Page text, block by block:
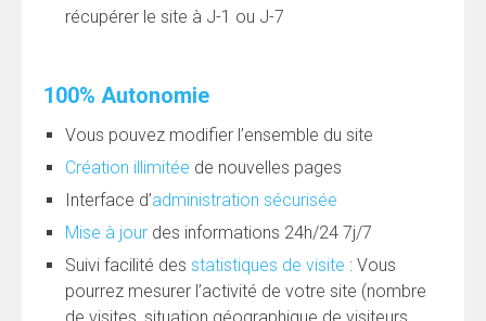
récupérer le site à J-1 ou J-7
100% Autonomie
Vous pouvez modifier l’ensemble du site
Création illimitée de nouvelles pages
Interface d’administration sécurisée
Mise à jour des informations 24h/24 7j/7
Suivi facilité des statistiques de visite : Vous
pourrez mesurer l’activité de votre site (nombre